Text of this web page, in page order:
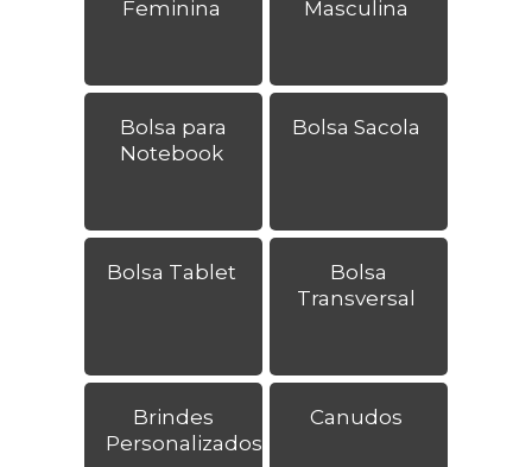
Feminina
Masculina
Bolsa para
Notebook
Bolsa Sacola
Bolsa Tablet
Bolsa
Transversal
Brindes
Personalizados
Canudos